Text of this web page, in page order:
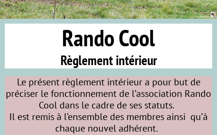
Rando Cool
Règlement intérieur
Le présent règlement intérieur a pour but de
préciser le fonctionnement de l’association Rando
Cool dans le cadre de ses statuts.
Il est remis à l’ensemble des membres ainsi qu’à
chaque nouvel adhérent.